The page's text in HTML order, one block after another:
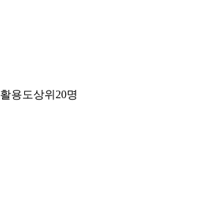
활용도상위20명